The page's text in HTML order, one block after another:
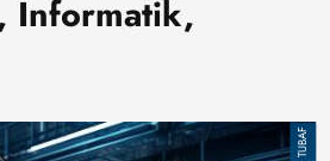
Informatik,
TUBAF